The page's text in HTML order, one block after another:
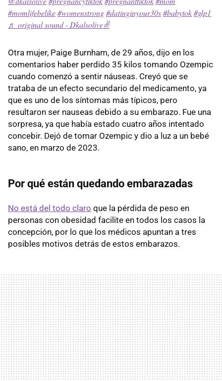
#momlifebelike#womenstrong#datinginyour30s#babytok#glp1
♬ original sound - Dkalsolive✌️
Otra mujer, Paige Burnham, de 29 años, dijo en los
comentarios haber perdido 35 kilos tomando Ozempic
cuando comenzó a sentir náuseas. Creyó que se
trataba de un efecto secundario del medicamento, ya
que es uno de los síntomas más típicos, pero
resultaron ser nauseas debido a su embarazo. Fue una
sorpresa, ya que había estado cuatro años intentado
concebir. Dejó de tomar Ozempic y dio a luz a un bebé
sano, en marzo de 2023.
Por qué están quedando embarazadas
No está del todo claro que la pérdida de peso en
personas con obesidad facilite en todos los casos la
concepción, por lo que los médicos apuntan a tres
posibles motivos detrás de estos embarazos.